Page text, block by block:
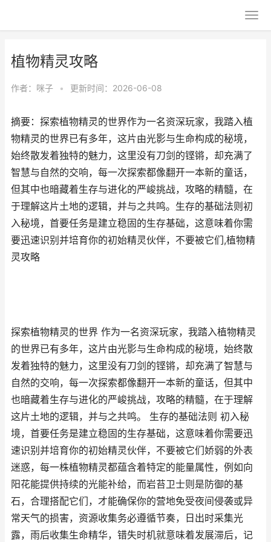
植物精灵攻略
作者： 咪子 • 更新时间：2026-06-08
摘要：探索植物精灵的世界作为一名资深玩家，我踏入植
物精灵的世界已有多年，这片由光影与生命构成的秘境，
始终散发着独特的魅力，这里没有刀剑的铿锵，却充满了
智慧与自然的交响，每一次探索都像翻开一本新的童话，
但其中也暗藏着生存与进化的严峻挑战，攻略的精髓，在
于理解这片土地的逻辑，并与之共鸣。生存的基础法则初
入秘境，首要任务是建立稳固的生存基础，这意味着你需
要迅速识别并培育你的初始精灵伙伴，不要被它们,植物精
灵攻略
探索植物精灵的世界 作为一名资深玩家，我踏入植物精灵
的世界已有多年，这片由光影与生命构成的秘境，始终散
发着独特的魅力，这里没有刀剑的铿锵，却充满了智慧与
自然的交响，每一次探索都像翻开一本新的童话，但其中
也暗藏着生存与进化的严峻挑战，攻略的精髓，在于理解
这片土地的逻辑，并与之共鸣。 生存的基础法则 初入秘
境，首要任务是建立稳固的生存基础，这意味着你需要迅
速识别并培育你的初始精灵伙伴，不要被它们娇弱的外表
迷惑，每一株植物精灵都蕴含着特定的能量属性，例如向
阳花能提供持续的光能补给，而岩苔卫士则是防御的基
石，合理搭配它们，才能确保你的营地免受夜间侵袭或异
常天气的损害，资源收集务必遵循节奏，日出时采集光
露，雨后收集生命精华，错失时机就意味着发展滞后，记